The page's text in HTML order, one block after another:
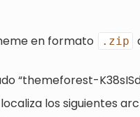
en formato .zip
“themeforest-
los siguientes